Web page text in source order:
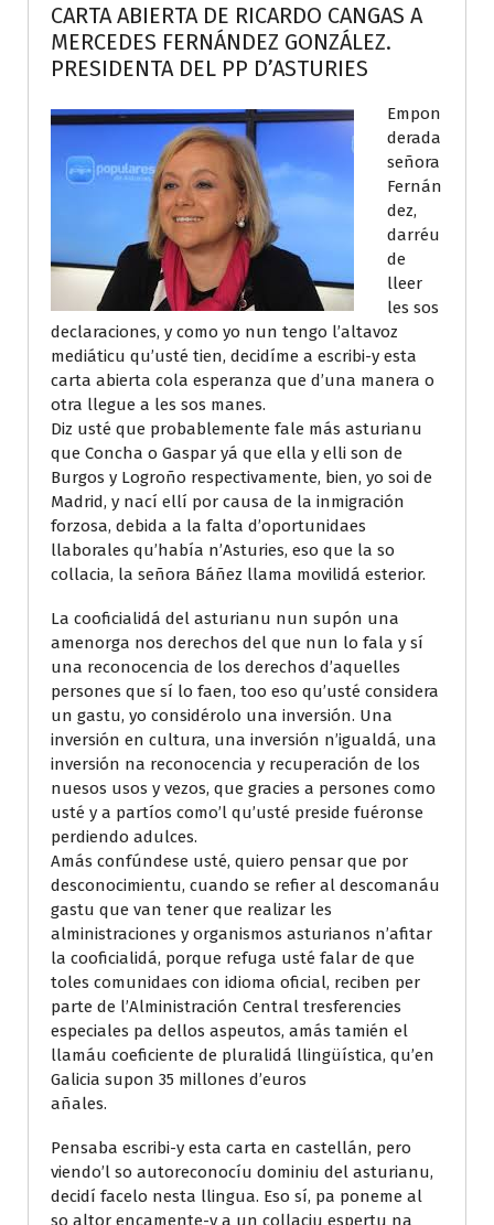
CARTA ABIERTA DE RICARDO CANGAS A
MERCEDES FERNÁNDEZ GONZÁLEZ.
PRESIDENTA DEL PP D’ASTURIES
Empon
derada
señora
Fernán
dez,
darréu
de
lleer
les sos
declaraciones, y como yo nun tengo l’altavoz
mediáticu qu’usté tien, decidíme a escribi-y esta
carta abierta cola esperanza que d’una manera o
otra llegue a les sos manes.
Diz usté que probablemente fale más asturianu
que Concha o Gaspar yá que ella y elli son de
Burgos y Logroño respectivamente, bien, yo soi de
Madrid, y nací ellí por causa de la inmigración
forzosa, debida a la falta d’oportunidaes
llaborales qu’había n’Asturies, eso que la so
collacia, la señora Báñez llama movilidá esterior.
La cooficialidá del asturianu nun supón una
amenorga nos derechos del que nun lo fala y sí
una reconocencia de los derechos d’aquelles
persones que sí lo faen, too eso qu’usté considera
un gastu, yo considérolo una inversión. Una
inversión en cultura, una inversión n’igualdá, una
inversión na reconocencia y recuperación de los
nuesos usos y vezos, que gracies a persones como
usté y a partíos como’l qu’usté preside fuéronse
perdiendo adulces.
Amás confúndese usté, quiero pensar que por
desconocimientu, cuando se refier al descomanáu
gastu que van tener que realizar les
alministraciones y organismos asturianos n’afitar
la cooficialidá, porque refuga usté falar de que
toles comunidaes con idioma oficial, reciben per
parte de l’Alministración Central tresferencies
especiales pa dellos aspeutos, amás tamién el
llamáu coeficiente de pluralidá llingüística, qu’en
Galicia supon 35 millones d’euros
añales.
Pensaba escribi-y esta carta en castellán, pero
viendo’l so autoreconocíu dominiu del asturianu,
decidí facelo nesta llingua. Eso sí, pa poneme al
so altor encamente-y a un collaciu espertu na